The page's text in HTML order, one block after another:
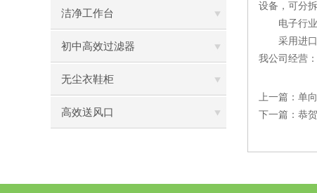
洁净工作台
初中高效过滤器
无尘衣鞋柜
高效送风口
设备，可分
电子行业
采用进口电
我公司经营：
上一篇： 单
下一篇： 恭